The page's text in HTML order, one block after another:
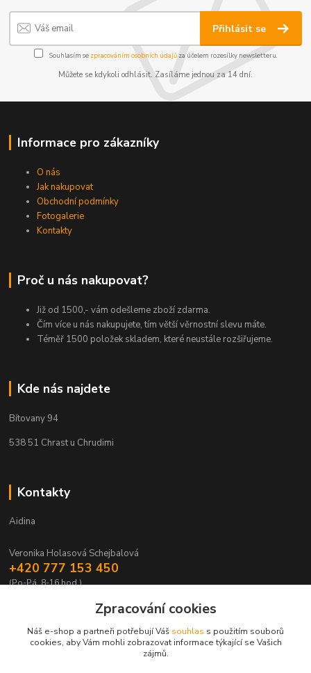
Přihlásit se
Souhlasím se zpracováním osobních údajůza účelem rozesílky newsletteru.
Můžete se kdykoli odhlásit. Zasíláme jednou za 14 dní.
Informace pro zákazníky
O nás
Jak nakupovat
Obchodní podmínky
Fotogalerie
Kontakty
Proč u nás nakupovat?
Již od 1500,- vám odešleme zboží zdarma.
Čím více u nás nakupujete, tím větší věrnostní slevu máte.
Téměř 1500 položek skladem, které neustále rozšiřujeme.
Kde nás najdete
Bítovany 94
538 51 Chrast u Chrudimi
Kontakty
Aidina
Veronika Holasová Schejbalová
+420 777 153 450
(Po-Pá, 8-16 hod.)
eshop@aidina.czZpracování cookies
Náš e-shop a partneři potřebují Váš souhlas s použitím souborů
cookies, aby Vám mohli zobrazovat informace týkající se Vašich
zájmů.